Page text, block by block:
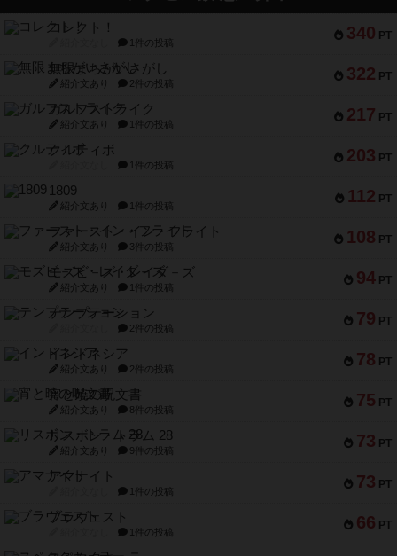
340 PT
コレクト！
1件の投稿
322 PT
無限まちがいさがし
紹介文あり 2件の投稿
217 PT
ガルフストライク
紹介文あり 1件の投稿
203 PT
クルティボ
1件の投稿
112 PT
1809
紹介文あり 1件の投稿
108 PT
ファースト・イン・フライト
紹介文あり 3件の投稿
94 PT
モズビ－ズ・レイダ－ズ
紹介文あり 1件の投稿
79 PT
テンプテーション
2件の投稿
78 PT
インドネシア
紹介文あり 2件の投稿
75 PT
宵と暁の呪文書
紹介文あり 8件の投稿
73 PT
リスボン・トラム 28
紹介文あり 9件の投稿
73 PT
アマナイト
1件の投稿
66 PT
ブラヴェスト
1件の投稿